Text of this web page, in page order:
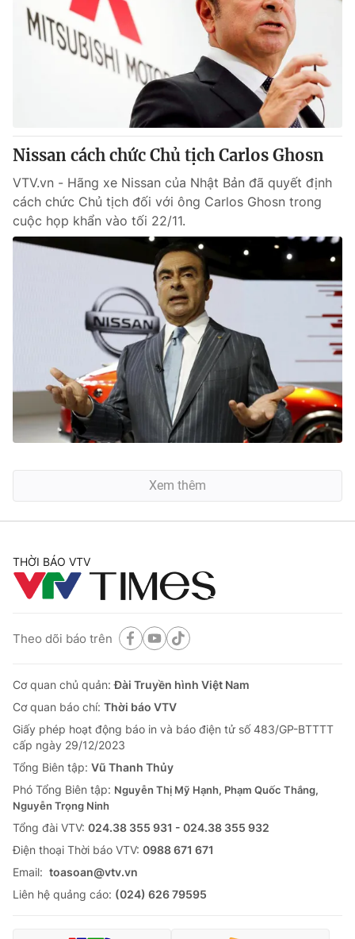
Nissan cách chức Chủ tịch Carlos Ghosn
VTV.vn - Hãng xe Nissan của Nhật Bản đã quyết định
cách chức Chủ tịch đối với ông Carlos Ghosn trong
cuộc họp khẩn vào tối 22/11.
Xem thêm
THỜI BÁO VTV
Theo dõi báo trên
Cơ quan chủ quản:Đài Truyền hình Việt Nam
Cơ quan báo chí: Thời báo VTV
Giấy phép hoạt động báo in và báo điện tử số 483/GP-BTTTT
cấp ngày 29/12/2023
Tổng Biên tập: Vũ Thanh Thủy
Phó Tổng Biên tập: Nguyễn Thị Mỹ Hạnh, Phạm Quốc Thắng,
Nguyễn Trọng Ninh
Tổng đài VTV: 024.38 355 931 - 024.38 355 932
Ðiện thoại Thời báo VTV: 0988 671 671
Email: toasoan@vtv.vn
Liên hệ quảng cáo: (024) 626 79595